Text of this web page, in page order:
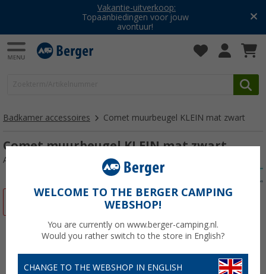
Vakantie-uitverkoop:
Topaanbiedingen voor jouw
avontuur!
Badkamer accessoires Comet muurbeugel KLEIN mat zwart
Comet muurbeugel KLEIN mat zwart
Artikelnr: 647735
WELCOME TO THE BERGER CAMPING
WEBSHOP!
You are currently on www.berger-camping.nl.
Would you rather switch to the store in English?
CHANGE TO THE WEBSHOP IN ENGLISH